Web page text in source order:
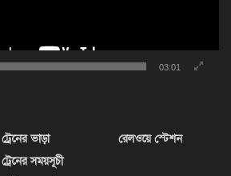
03:01
ট্রেনের ভাড়া
ট্রেনের সময়সূচী
রেলওয়ে স্টেশন